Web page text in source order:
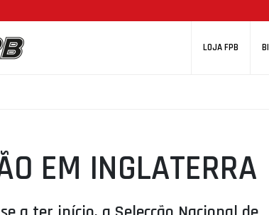
LOJA FPB
EM INGLATERRA